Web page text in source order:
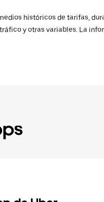
históricos de tarifas,
y otras variables. La